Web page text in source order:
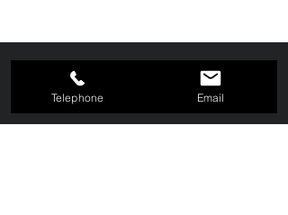
Telephone Email